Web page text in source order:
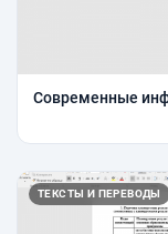
Современные
ТЕКСТЫ И ПЕРЕВОДЫ